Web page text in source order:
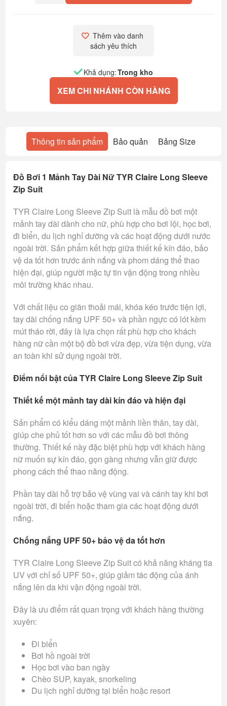
Thêm vào danh
sách yêu thích
Khả dụng:Trong kho
XEM CHI NHÁNH CÒN HÀNG
Thông tin sản phẩm Bảo quản Bảng Size
Đồ Bơi 1 Mảnh Tay Dài Nữ TYR Claire Long Sleeve
Zip Suit
TYR Claire Long Sleeve Zip Suit là mẫu đồ bơi một
mảnh tay dài dành cho nữ, phù hợp cho bơi lội, học bơi,
đi biển, du lịch nghỉ dưỡng và các hoạt động dưới nước
ngoài trời. Sản phẩm kết hợp giữa thiết kế kín đáo, bảo
vệ da tốt hơn trước ánh nắng và phom dáng thể thao
hiện đại, giúp người mặc tự tin vận động trong nhiều
môi trường khác nhau.
Với chất liệu co giãn thoải mái, khóa kéo trước tiện lợi,
tay dài chống nắng UPF 50+ và phần ngực có lót kèm
mút tháo rời, đây là lựa chọn rất phù hợp cho khách
hàng nữ cần một bộ đồ bơi vừa đẹp, vừa tiện dụng, vừa
an toàn khi sử dụng ngoài trời.
Điểm nổi bật của TYR Claire Long Sleeve Zip Suit
Thiết kế một mảnh tay dài kín đáo và hiện đại
Sản phẩm có kiểu dáng một mảnh liền thân, tay dài,
giúp che phủ tốt hơn so với các mẫu đồ bơi thông
thường. Thiết kế này đặc biệt phù hợp với khách hàng
nữ muốn sự kín đáo, gọn gàng nhưng vẫn giữ được
phong cách thể thao năng động.
Phần tay dài hỗ trợ bảo vệ vùng vai và cánh tay khi bơi
ngoài trời, đi biển hoặc tham gia các hoạt động dưới
nắng.
Chống nắng UPF 50+ bảo vệ da tốt hơn
TYR Claire Long Sleeve Zip Suit có khả năng kháng tia
UV với chỉ số UPF 50+, giúp giảm tác động của ánh
nắng lên da khi vận động ngoài trời.
Đây là ưu điểm rất quan trọng với khách hàng thường
xuyên:
Đi biển
Bơi hồ ngoài trời
Học bơi vào ban ngày
Chèo SUP, kayak, snorkeling
Du lịch nghỉ dưỡng tại biển hoặc resort